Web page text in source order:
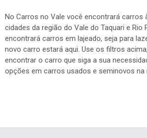
No Carros no Vale você encontrará carros
cidades da região do Vale do Taquari e Rio
encontrará carros em lajeado, seja para
novo carro estará aqui. Use os filtros
encontrar o carro que siga a sua
opções em carros usados e seminovos na